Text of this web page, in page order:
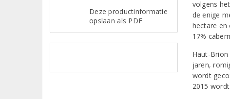
Deze productinformatie
opslaan als PDF
volgens
de enige
hectare en
17%
Haut-
jaren,
wordt
2015